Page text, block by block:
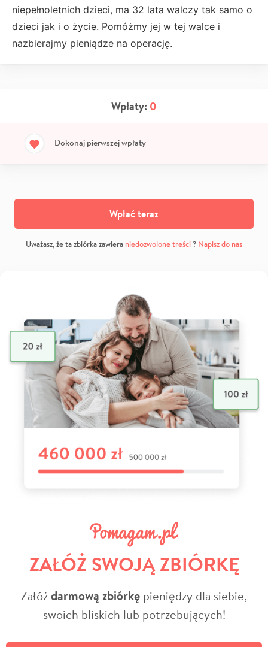
niepełnoletnich dzieci, ma 32 lata walczy tak samo o
dzieci jak i o życie. Pomóżmy jej w tej walce i
nazbierajmy pieniądze na operację.
Wpłaty: 0
Dokonaj pierwszej wpłaty
Wpłać teraz
Uważasz, że ta zbiórka zawiera niedozwolone treści? Napisz do nas
ZAŁÓŻ SWOJĄ ZBIÓRKĘ
Załóżdarmową zbiórkę pieniędzy dla siebie,
swoich bliskich lub potrzebujących!